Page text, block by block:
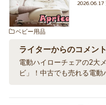
2026.06.17
ベビー用品
ライターからのコメント
電動ハイローチェアの2大
ビ」！中古でも売れる電動